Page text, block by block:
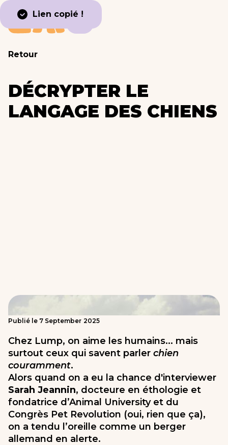
Lien copié !
Retour
DÉCRYPTER LE
LANGAGE DES CHIENS
Publié le 7 September 2025
Chez Lump, on aime les humains... mais
surtout ceux qui savent parler chien
couramment.
Alors quand on a eu la chance d'interviewer
Sarah Jeannin, docteure en éthologie et
fondatrice d’Animal University et du
Congrès Pet Revolution (oui, rien que ça),
on a tendu l’oreille comme un berger
allemand en alerte.